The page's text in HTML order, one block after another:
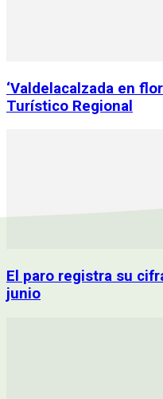
‘Valdelacalzada en
Turístico Regional
El paro registra su
junio